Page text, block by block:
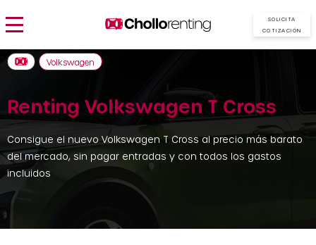
SOLICITA
COTIZACIÓN
Renting Volkswagen T Cross
Consigue el nuevo Volkswagen T Cross al precio más barato
del mercado, sin pagar entradas y con todos los gastos
incluidos
Volkswagen